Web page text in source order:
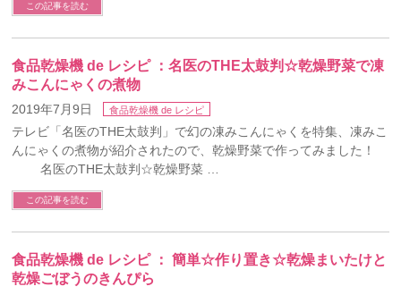
この記事を読む
食品乾燥機 de レシピ ：名医のTHE太鼓判☆乾燥野菜で凍
みこんにゃくの煮物
2019年7月9日 食品乾燥機 de レシピ
テレビ「名医のTHE太鼓判」で幻の凍みこんにゃくを特集、凍みこ
んにゃくの煮物が紹介されたので、乾燥野菜で作ってみました！
名医のTHE太鼓判☆乾燥野菜 …
この記事を読む
食品乾燥機 de レシピ ： 簡単☆作り置き☆乾燥まいたけと
乾燥ごぼうのきんぴら